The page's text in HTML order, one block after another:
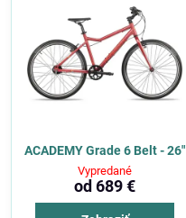
ACADEMY Grade 6 Belt - 26"
Vypredané
od 689 €